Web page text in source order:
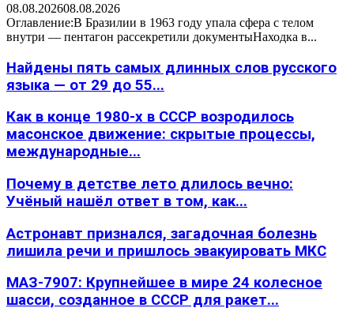
08.08.202608.08.2026
Оглавление:В Бразилии в 1963 году упала сфера с телом
внутри — пентагон рассекретили документыНаходка в...
Найдены пять самых длинных слов русского
языка — от 29 до 55...
Как в конце 1980-х в СССР возродилось
масонское движение: скрытые процессы,
международные...
Почему в детстве лето длилось вечно:
Учёный нашёл ответ в том, как...
Астронавт признался, загадочная болезнь
лишила речи и пришлось эвакуировать МКС
МАЗ-7907: Крупнейшее в мире 24 колесное
шасси, созданное в СССР для ракет...